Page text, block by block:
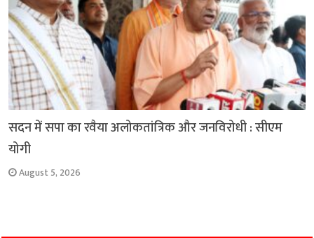
सदन में सपा का रवैया अलोकतांत्रिक और जनविरोधी : सीएम
योगी
August 5, 2026